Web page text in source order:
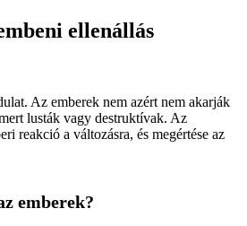
ellenállás
Az emberek nem azért nem akarják
lusták vagy destruktívak. Az
reakció a változásra, és megértése az
emberek?